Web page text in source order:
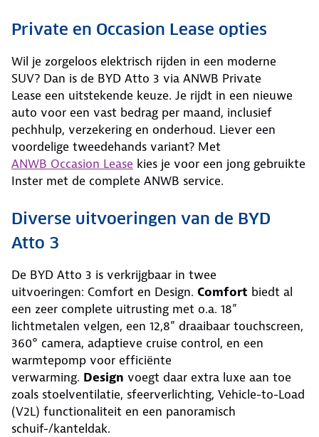
Private en Occasion Lease opties
Wil je zorgeloos elektrisch rijden in een moderne
SUV? Dan is de BYD Atto 3 via ANWB Private
Lease een uitstekende keuze. Je rijdt in een nieuwe
auto voor een vast bedrag per maand, inclusief
pechhulp, verzekering en onderhoud. Liever een
voordelige tweedehands variant? Met
ANWB Occasion Lease kies je voor een jong gebruikte
Inster met de complete ANWB service.
Diverse uitvoeringen van de BYD
Atto 3
De BYD Atto 3 is verkrijgbaar in twee
uitvoeringen: Comfort en Design. Comfort biedt al
een zeer complete uitrusting met o.a. 18”
lichtmetalen velgen, een 12,8” draaibaar touchscreen,
360° camera, adaptieve cruise control, en een
warmtepomp voor efficiënte
verwarming. Design voegt daar extra luxe aan toe
zoals stoelventilatie, sfeerverlichting, Vehicle-to-Load
(V2L) functionaliteit en een panoramisch
schuif-/kanteldak.